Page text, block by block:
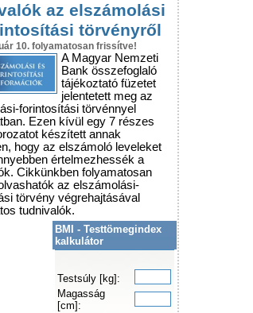
az elszámolási
törvényről
10. folyamatosan frissítve!
A Magyar Nemzeti
Bank összefoglaló
tájékoztató füzetet
jelentetett meg az
forintosítási törvénnyel
Ezen kívül egy 7 részes
készített annak
hogy az elszámoló leveleket
értelmezhessék a
Cikkünkben folyamatosan
az elszámolási-
törvény végrehajtásával
tudnivalók.
BMI - Testtömegindex
kalkulátor
Testsúly [kg]:
Magasság
[cm]: